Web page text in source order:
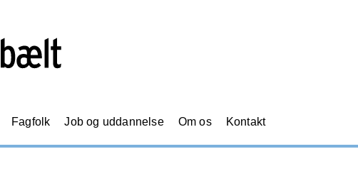
Fagfolk Job og uddannelse Om os Kontakt